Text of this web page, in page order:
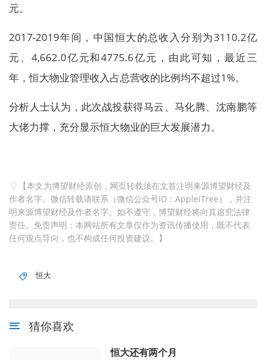
元。
2017-2019年间，中国恒大的总收入分别为3110.2亿
元、4,662.0亿元和4775.6亿元，由此可知，最近三
年，恒大物业管理收入占总营收的比例均不超过1%。
分析人士认为，此次战投获得马云、马化腾、沈南鹏等
大佬力撑，充分显示恒大物业的巨大发展潜力。
【本文为博望财经原创，网页转载须在文首注明来源博望财经及
作者名字。微信转载请联系（微信公众号ID：AppleiTree），并注
明来源博望财经及作者名字。如不遵守，博望财经将向其追究法律
责任。免责声明：本网站所有文章仅作为资讯传播使用，既不代表
任何观点导向，也不构成任何投资建议。】
恒大
猜你喜欢
恒大还有两个月